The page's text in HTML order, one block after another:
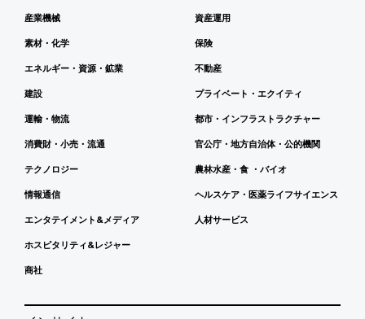
産業機械
素材・化学
エネルギー・資源・鉱業
建設
運輸・物流
消費財・小売・流通
テクノロジー
情報通信
エンタテイメント&メディア
ホスピタリティ&レジャー
商社
資産運用
保険
不動産
プライベート・エクイティ
都市・インフラストラクチャー
官公庁・地方自治体・公的機関
農林水産・食 ・バイオ
ヘルスケア・医薬ライフサイエンス
人材サービス